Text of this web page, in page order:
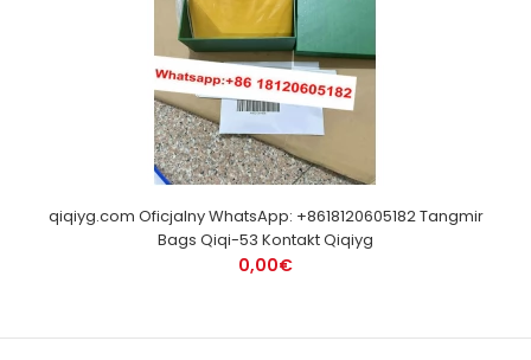
qiqiyg.com Oficjalny WhatsApp: +8618120605182 Tangmir
Bags Qiqi-53 Kontakt Qiqiyg
0,00€